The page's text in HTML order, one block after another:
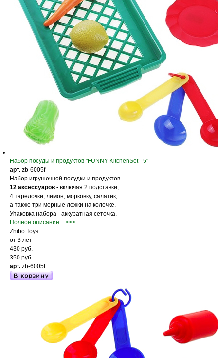
Набор посуды и продуктов "FUNNY KitchenSet - 5"
арт. zb-6005f
Набор игрушечной посудки и продуктов.
12 аксессуаров - включая 2 подставки,
4 тарелочки, лимон, морковку, салатик,
а также три мерные ложки на колечке.
Упаковка набора - аккуратная сеточка.
Полное описание... >>>
Zhibo Toys
от 3 лет
430 руб.
350 руб.
арт. zb-6005f